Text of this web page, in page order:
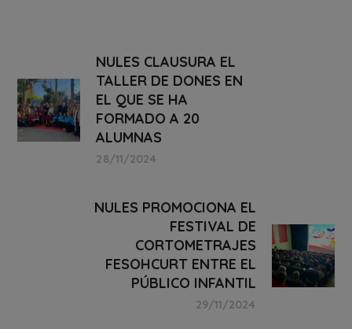
NULES CLAUSURA EL
TALLER DE DONES EN
EL QUE SE HA
FORMADO A 20
ALUMNAS
28/11/2024
NULES PROMOCIONA EL
FESTIVAL DE
CORTOMETRAJES
FESOHCURT ENTRE EL
PÚBLICO INFANTIL
29/11/2024